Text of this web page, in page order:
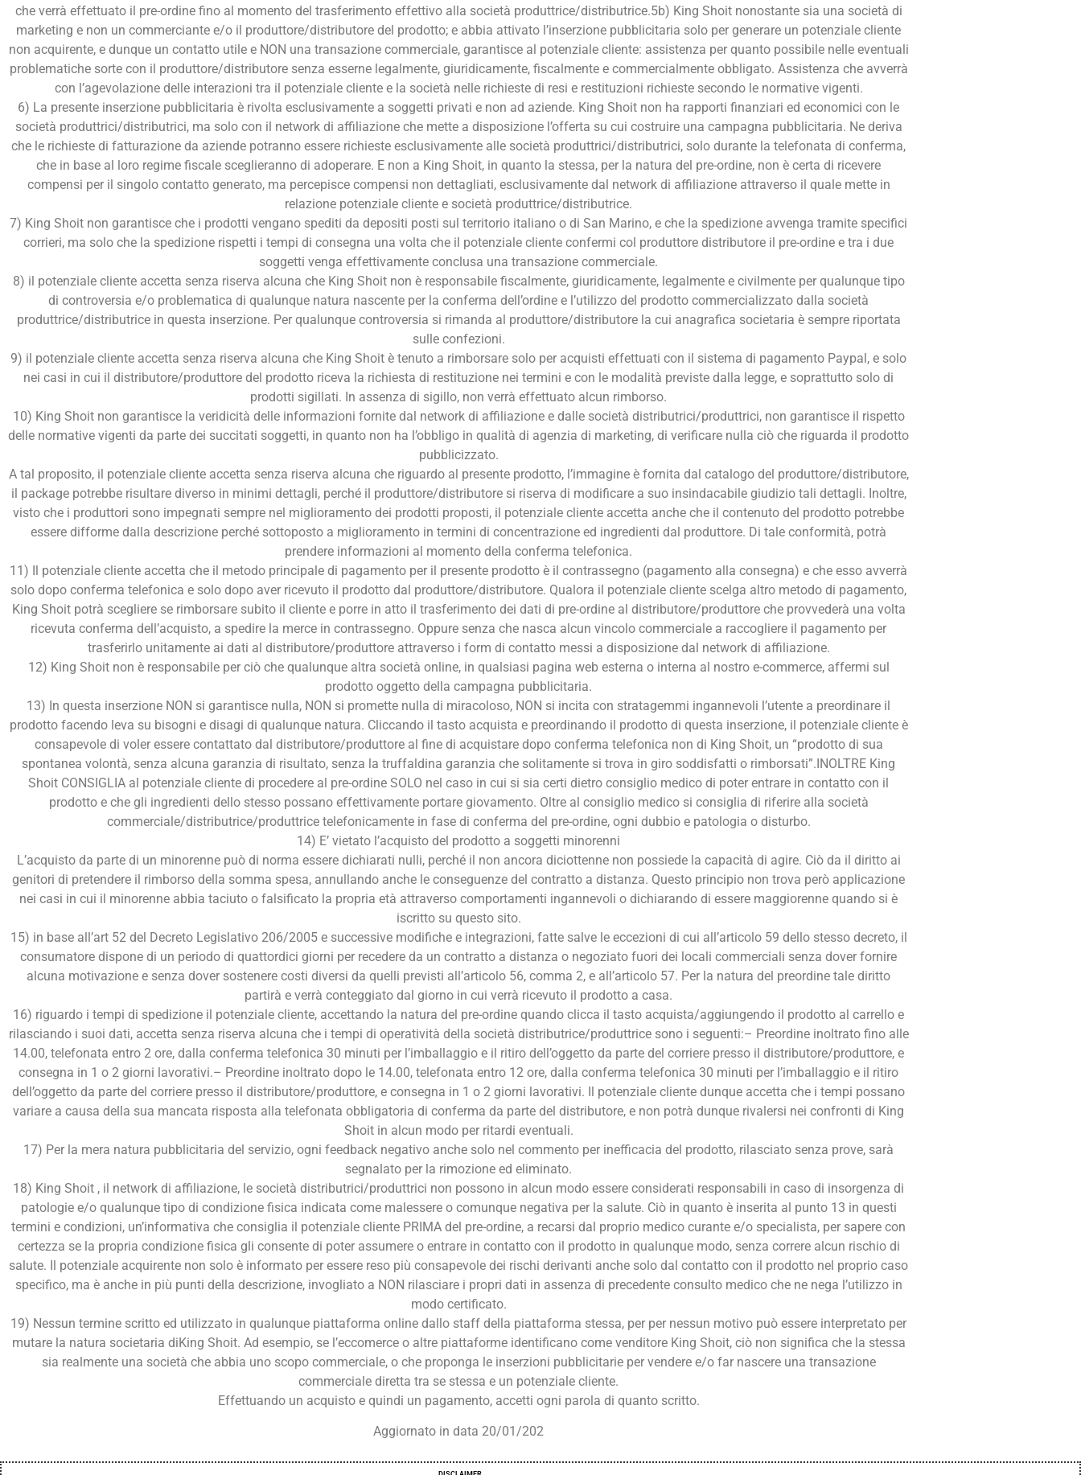
che verrà effettuato il pre-ordine fino al momento del trasferimento effettivo alla società produttrice/distributrice.5b) King Shoit nonostante sia una società di
marketing e non un commerciante e/o il produttore/distributore del prodotto; e abbia attivato l’inserzione pubblicitaria solo per generare un potenziale cliente
non acquirente, e dunque un contatto utile e NON una transazione commerciale, garantisce al potenziale cliente: assistenza per quanto possibile nelle eventuali
problematiche sorte con il produttore/distributore senza esserne legalmente, giuridicamente, fiscalmente e commercialmente obbligato. Assistenza che avverrà
con l’agevolazione delle interazioni tra il potenziale cliente e la società nelle richieste di resi e restituzioni richieste secondo le normative vigenti.
6) La presente inserzione pubblicitaria è rivolta esclusivamente a soggetti privati e non ad aziende. King Shoit non ha rapporti finanziari ed economici con le
società produttrici/distributrici, ma solo con il network di affiliazione che mette a disposizione l’offerta su cui costruire una campagna pubblicitaria. Ne deriva
che le richieste di fatturazione da aziende potranno essere richieste esclusivamente alle società produttrici/distributrici, solo durante la telefonata di conferma,
che in base al loro regime fiscale sceglieranno di adoperare. E non a King Shoit, in quanto la stessa, per la natura del pre-ordine, non è certa di ricevere
compensi per il singolo contatto generato, ma percepisce compensi non dettagliati, esclusivamente dal network di affiliazione attraverso il quale mette in
relazione potenziale cliente e società produttrice/distributrice.
7) King Shoit non garantisce che i prodotti vengano spediti da depositi posti sul territorio italiano o di San Marino, e che la spedizione avvenga tramite specifici
corrieri, ma solo che la spedizione rispetti i tempi di consegna una volta che il potenziale cliente confermi col produttore distributore il pre-ordine e tra i due
soggetti venga effettivamente conclusa una transazione commerciale.
8) il potenziale cliente accetta senza riserva alcuna che King Shoit non è responsabile fiscalmente, giuridicamente, legalmente e civilmente per qualunque tipo
di controversia e/o problematica di qualunque natura nascente per la conferma dell’ordine e l’utilizzo del prodotto commercializzato dalla società
produttrice/distributrice in questa inserzione. Per qualunque controversia si rimanda al produttore/distributore la cui anagrafica societaria è sempre riportata
sulle confezioni.
9) il potenziale cliente accetta senza riserva alcuna che King Shoit è tenuto a rimborsare solo per acquisti effettuati con il sistema di pagamento Paypal, e solo
nei casi in cui il distributore/produttore del prodotto riceva la richiesta di restituzione nei termini e con le modalità previste dalla legge, e soprattutto solo di
prodotti sigillati. In assenza di sigillo, non verrà effettuato alcun rimborso.
10) King Shoit non garantisce la veridicità delle informazioni fornite dal network di affiliazione e dalle società distributrici/produttrici, non garantisce il rispetto
delle normative vigenti da parte dei succitati soggetti, in quanto non ha l’obbligo in qualità di agenzia di marketing, di verificare nulla ciò che riguarda il prodotto
pubblicizzato.
A tal proposito, il potenziale cliente accetta senza riserva alcuna che riguardo al presente prodotto, l’immagine è fornita dal catalogo del produttore/distributore,
il package potrebbe risultare diverso in minimi dettagli, perché il produttore/distributore si riserva di modificare a suo insindacabile giudizio tali dettagli. Inoltre,
visto che i produttori sono impegnati sempre nel miglioramento dei prodotti proposti, il potenziale cliente accetta anche che il contenuto del prodotto potrebbe
essere difforme dalla descrizione perché sottoposto a miglioramento in termini di concentrazione ed ingredienti dal produttore. Di tale conformità, potrà
prendere informazioni al momento della conferma telefonica.
11) Il potenziale cliente accetta che il metodo principale di pagamento per il presente prodotto è il contrassegno (pagamento alla consegna) e che esso avverrà
solo dopo conferma telefonica e solo dopo aver ricevuto il prodotto dal produttore/distributore. Qualora il potenziale cliente scelga altro metodo di pagamento,
King Shoit potrà scegliere se rimborsare subito il cliente e porre in atto il trasferimento dei dati di pre-ordine al distributore/produttore che provvederà una volta
ricevuta conferma dell’acquisto, a spedire la merce in contrassegno. Oppure senza che nasca alcun vincolo commerciale a raccogliere il pagamento per
trasferirlo unitamente ai dati al distributore/produttore attraverso i form di contatto messi a disposizione dal network di affiliazione.
12) King Shoit non è responsabile per ciò che qualunque altra società online, in qualsiasi pagina web esterna o interna al nostro e-commerce, affermi sul
prodotto oggetto della campagna pubblicitaria.
13) In questa inserzione NON si garantisce nulla, NON si promette nulla di miracoloso, NON si incita con stratagemmi ingannevoli l’utente a preordinare il
prodotto facendo leva su bisogni e disagi di qualunque natura. Cliccando il tasto acquista e preordinando il prodotto di questa inserzione, il potenziale cliente è
consapevole di voler essere contattato dal distributore/produttore al fine di acquistare dopo conferma telefonica non di King Shoit, un “prodotto di sua
spontanea volontà, senza alcuna garanzia di risultato, senza la truffaldina garanzia che solitamente si trova in giro soddisfatti o rimborsati”.INOLTRE King
Shoit CONSIGLIA al potenziale cliente di procedere al pre-ordine SOLO nel caso in cui si sia certi dietro consiglio medico di poter entrare in contatto con il
prodotto e che gli ingredienti dello stesso possano effettivamente portare giovamento. Oltre al consiglio medico si consiglia di riferire alla società
commerciale/distributrice/produttrice telefonicamente in fase di conferma del pre-ordine, ogni dubbio e patologia o disturbo.
14) E’ vietato l’acquisto del prodotto a soggetti minorenni
L’acquisto da parte di un minorenne può di norma essere dichiarati nulli, perché il non ancora diciottenne non possiede la capacità di agire. Ciò da il diritto ai
genitori di pretendere il rimborso della somma spesa, annullando anche le conseguenze del contratto a distanza. Questo principio non trova però applicazione
nei casi in cui il minorenne abbia taciuto o falsificato la propria età attraverso comportamenti ingannevoli o dichiarando di essere maggiorenne quando si è
iscritto su questo sito.
15) in base all’art 52 del Decreto Legislativo 206/2005 e successive modifiche e integrazioni, fatte salve le eccezioni di cui all’articolo 59 dello stesso decreto, il
consumatore dispone di un periodo di quattordici giorni per recedere da un contratto a distanza o negoziato fuori dei locali commerciali senza dover fornire
alcuna motivazione e senza dover sostenere costi diversi da quelli previsti all’articolo 56, comma 2, e all’articolo 57. Per la natura del preordine tale diritto
partirà e verrà conteggiato dal giorno in cui verrà ricevuto il prodotto a casa.
16) riguardo i tempi di spedizione il potenziale cliente, accettando la natura del pre-ordine quando clicca il tasto acquista/aggiungendo il prodotto al carrello e
rilasciando i suoi dati, accetta senza riserva alcuna che i tempi di operatività della società distributrice/produttrice sono i seguenti:– Preordine inoltrato fino alle
14.00, telefonata entro 2 ore, dalla conferma telefonica 30 minuti per l’imballaggio e il ritiro dell’oggetto da parte del corriere presso il distributore/produttore, e
consegna in 1 o 2 giorni lavorativi.– Preordine inoltrato dopo le 14.00, telefonata entro 12 ore, dalla conferma telefonica 30 minuti per l’imballaggio e il ritiro
dell’oggetto da parte del corriere presso il distributore/produttore, e consegna in 1 o 2 giorni lavorativi. Il potenziale cliente dunque accetta che i tempi possano
variare a causa della sua mancata risposta alla telefonata obbligatoria di conferma da parte del distributore, e non potrà dunque rivalersi nei confronti di King
Shoit in alcun modo per ritardi eventuali.
17) Per la mera natura pubblicitaria del servizio, ogni feedback negativo anche solo nel commento per inefficacia del prodotto, rilasciato senza prove, sarà
segnalato per la rimozione ed eliminato.
18) King Shoit , il network di affiliazione, le società distributrici/produttrici non possono in alcun modo essere considerati responsabili in caso di insorgenza di
patologie e/o qualunque tipo di condizione fisica indicata come malessere o comunque negativa per la salute. Ciò in quanto è inserita al punto 13 in questi
termini e condizioni, un’informativa che consiglia il potenziale cliente PRIMA del pre-ordine, a recarsi dal proprio medico curante e/o specialista, per sapere con
certezza se la propria condizione fisica gli consente di poter assumere o entrare in contatto con il prodotto in qualunque modo, senza correre alcun rischio di
salute. Il potenziale acquirente non solo è informato per essere reso più consapevole dei rischi derivanti anche solo dal contatto con il prodotto nel proprio caso
specifico, ma è anche in più punti della descrizione, invogliato a NON rilasciare i propri dati in assenza di precedente consulto medico che ne nega l’utilizzo in
modo certificato.
19) Nessun termine scritto ed utilizzato in qualunque piattaforma online dallo staff della piattaforma stessa, per per nessun motivo può essere interpretato per
mutare la natura societaria diKing Shoit. Ad esempio, se l’eccomerce o altre piattaforme identificano come venditore King Shoit, ciò non significa che la stessa
sia realmente una società che abbia uno scopo commerciale, o che proponga le inserzioni pubblicitarie per vendere e/o far nascere una transazione
commerciale diretta tra se stessa e un potenziale cliente.
Effettuando un acquisto e quindi un pagamento, accetti ogni parola di quanto scritto.
Aggiornato in data 20/01/202